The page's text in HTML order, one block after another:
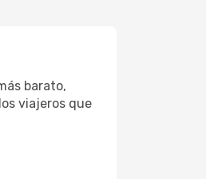
barato,
viajeros que